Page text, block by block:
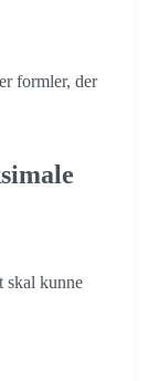
formler, der
skal kunne